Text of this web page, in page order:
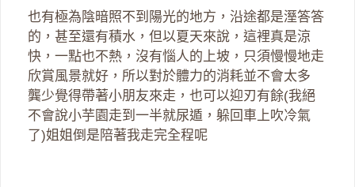
也有極為陰暗照不到陽光的地方，沿途都是溼答答
的，甚至還有積水，但以夏天來說，這裡真是涼
快，一點也不熱，沒有惱人的上坡，只須慢慢地走
欣賞風景就好，所以對於體力的消耗並不會太多
龔少覺得帶著小朋友來走，也可以迎刃有餘(我絕
不會說小芋園走到一半就尿遁，躲回車上吹冷氣
了)姐姐倒是陪著我走完全程呢